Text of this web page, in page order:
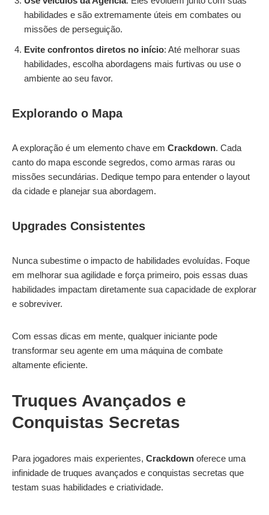
habilidades e são extremamente úteis em combates ou
missões de perseguição.
Evite confrontos diretos no início: Até melhorar suas
habilidades, escolha abordagens mais furtivas ou use o
ambiente ao seu favor.
Explorando o Mapa
A exploração é um elemento chave em Crackdown. Cada
canto do mapa esconde segredos, como armas raras ou
missões secundárias. Dedique tempo para entender o layout
da cidade e planejar sua abordagem.
Upgrades Consistentes
Nunca subestime o impacto de habilidades evoluídas. Foque
em melhorar sua agilidade e força primeiro, pois essas duas
habilidades impactam diretamente sua capacidade de explorar
e sobreviver.
Com essas dicas em mente, qualquer iniciante pode
transformar seu agente em uma máquina de combate
altamente eficiente.
Truques Avançados e
Conquistas Secretas
Para jogadores mais experientes, Crackdown oferece uma
infinidade de truques avançados e conquistas secretas que
testam suas habilidades e criatividade.